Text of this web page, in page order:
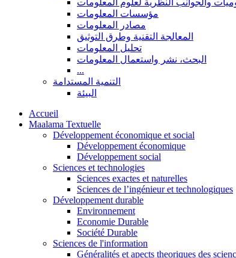
والجوانب النظرية لعلوم المعلومات
مؤسسات المعلومات
مصادر المعلومات
المعالجة التقنية وطرق التوثيق
تحليل المعلومات
البحث، نشر واستعمال المعلومات
...
التنمية المستدامة
البيئة
Accueil
Maalama Textuelle
Développement économique et social
Développement économique
Développement social
Sciences et technologies
Sciences exactes et naturelles
Sciences de l’ingénieur et technologiques
Développement durable
Environnement
Economie Durable
Société Durable
Sciences de l'information
Généralités et apects theoriques des